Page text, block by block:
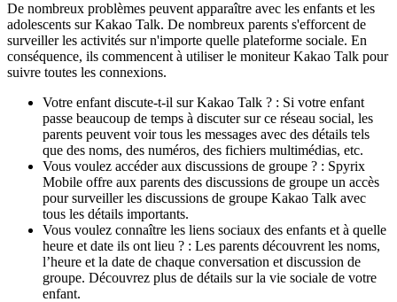
De nombreux problèmes peuvent apparaître avec les enfants et les
adolescents sur Kakao Talk. De nombreux parents s'efforcent de
surveiller les activités sur n'importe quelle plateforme sociale. En
conséquence, ils commencent à utiliser le moniteur Kakao Talk pour
suivre toutes les connexions.
Votre enfant discute-t-il sur Kakao Talk ? : Si votre enfant
passe beaucoup de temps à discuter sur ce réseau social, les
parents peuvent voir tous les messages avec des détails tels
que des noms, des numéros, des fichiers multimédias, etc.
Vous voulez accéder aux discussions de groupe ? : Spyrix
Mobile offre aux parents des discussions de groupe un accès
pour surveiller les discussions de groupe Kakao Talk avec
tous les détails importants.
Vous voulez connaître les liens sociaux des enfants et à quelle
heure et date ils ont lieu ? : Les parents découvrent les noms,
l’heure et la date de chaque conversation et discussion de
groupe. Découvrez plus de détails sur la vie sociale de votre
enfant.